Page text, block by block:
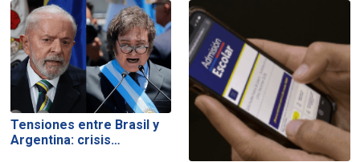
Tensiones entre Brasil y
Argentina: crisis…